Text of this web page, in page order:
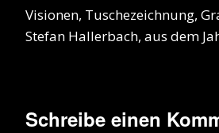
Visionen, Tuschezeichnung,
Stefan Hallerbach, aus dem
Schreibe einen